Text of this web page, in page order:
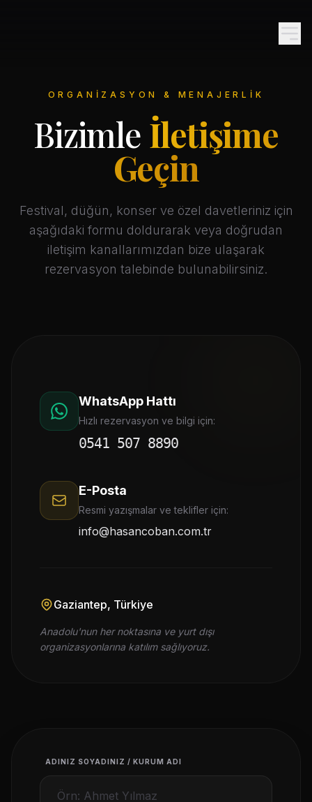
ORGANIZASYON & MENAJERLIK
Bizimle İletişime
Geçin
Festival, düğün, konser ve özel davetleriniz için
aşağıdaki formu doldurarak veya doğrudan
iletişim kanallarımızdan bize ulaşarak
rezervasyon talebinde bulunabilirsiniz.
WhatsApp Hattı
Hızlı rezervasyon ve bilgi için:
0541 507 8890
E-Posta
Resmi yazışmalar ve teklifler için:
info@hasancoban.com.tr
Gaziantep, Türkiye
Anadolu'nun her noktasına ve yurt dışı
organizasyonlarına katılım sağlıyoruz.
ADINIZ SOYADINIZ / KURUM ADI